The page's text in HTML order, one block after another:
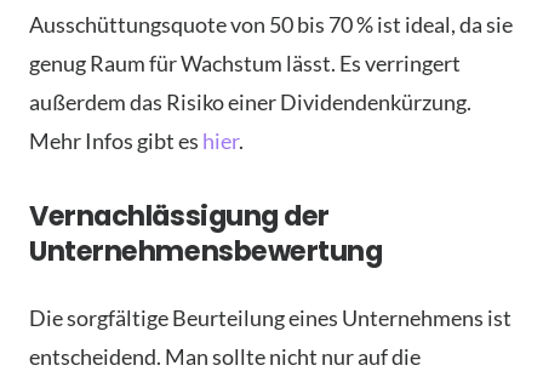
Ausschüttungsquote von 50 bis 70 % ist ideal, da sie
genug Raum für Wachstum lässt. Es verringert
außerdem das Risiko einer Dividendenkürzung.
Mehr Infos gibt es hier.
Vernachlässigung der
Unternehmensbewertung
Die sorgfältige Beurteilung eines Unternehmens ist
entscheidend. Man sollte nicht nur auf die